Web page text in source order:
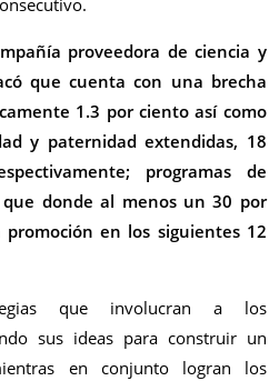
proveedora de ciencia y
que cuenta con una brecha
1.3 por ciento así como
y paternidad extendidas, 18
programas de
donde al menos un 30 por
en los siguientes 12
que involucran a los
sus ideas para construir un
en conjunto logran los